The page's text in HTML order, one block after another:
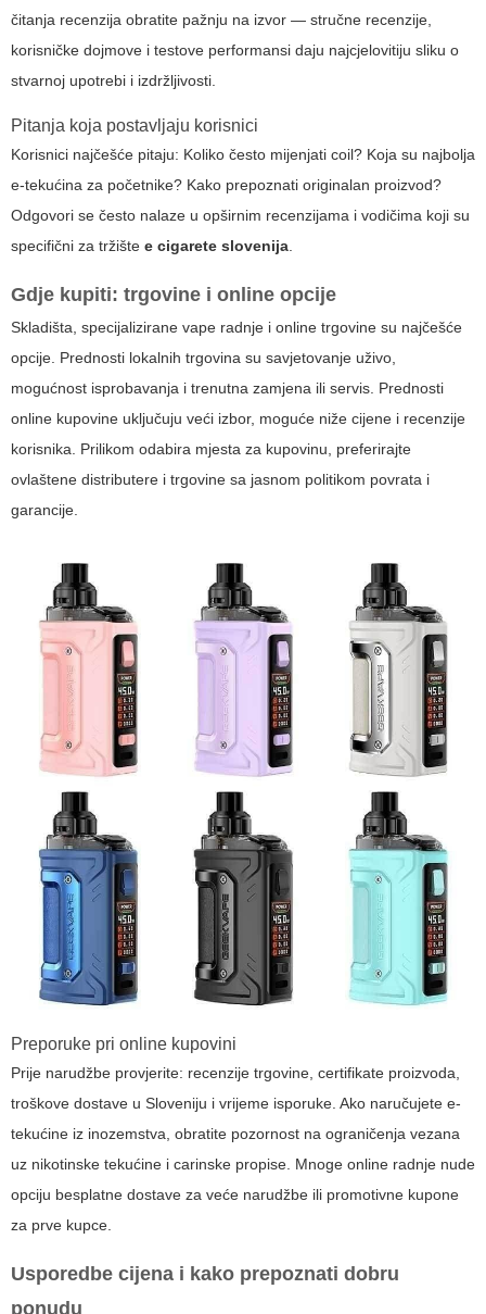
čitanja recenzija obratite pažnju na izvor — stručne recenzije,
korisničke dojmove i testove performansi daju najcjelovitiju sliku o
stvarnoj upotrebi i izdržljivosti.
Pitanja koja postavljaju korisnici
Korisnici najčešće pitaju: Koliko često mijenjati coil? Koja su najbolja
e-tekućina za početnike? Kako prepoznati originalan proizvod?
Odgovori se često nalaze u opširnim recenzijama i vodičima koji su
specifični za tržište e cigarete slovenija.
Gdje kupiti: trgovine i online opcije
Skladišta, specijalizirane vape radnje i online trgovine su najčešće
opcije. Prednosti lokalnih trgovina su savjetovanje uživo,
mogućnost isprobavanja i trenutna zamjena ili servis. Prednosti
online kupovine uključuju veći izbor, moguće niže cijene i recenzije
korisnika. Prilikom odabira mjesta za kupovinu, preferirajte
ovlaštene distributere i trgovine sa jasnom politikom povrata i
garancije.
Preporuke pri online kupovini
Prije narudžbe provjerite: recenzije trgovine, certifikate proizvoda,
troškove dostave u Sloveniju i vrijeme isporuke. Ako naručujete e-
tekućine iz inozemstva, obratite pozornost na ograničenja vezana
uz nikotinske tekućine i carinske propise. Mnoge online radnje nude
opciju besplatne dostave za veće narudžbe ili promotivne kupone
za prve kupce.
Usporedbe cijena i kako prepoznati dobru
ponudu